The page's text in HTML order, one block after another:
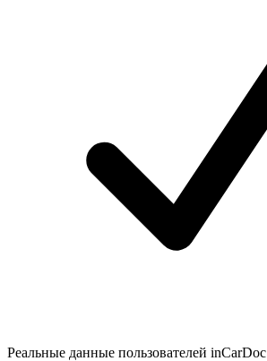
Реальные данные пользователей inCarDoc